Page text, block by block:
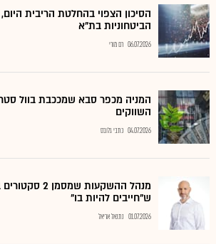
הסיכון הצפוי בהחלטת הריבית
הביטחוניות בת"א
06.07.2026 רם מורי
המניה מכפר סבא שמככבת בוול
השווקים
04.07.2026 כתבי גלובס
מנהל ההשקעות
ש"חייבים להיות בו"
01.07.2026 נתנאל אריאל